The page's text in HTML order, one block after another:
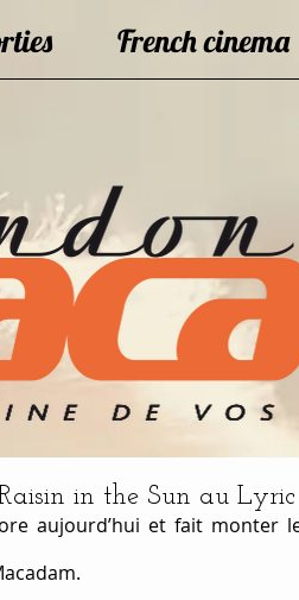
French cinema
in the Sun au
aujourd’hui et fait monter